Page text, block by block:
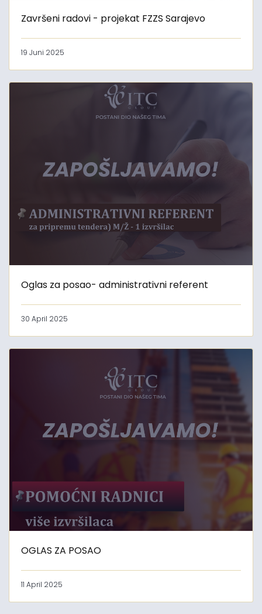
Završeni radovi - projekat FZZS Sarajevo
19 Juni 2025
Oglas za posao- administrativni referent
30 April 2025
OGLAS ZA POSAO
11 April 2025